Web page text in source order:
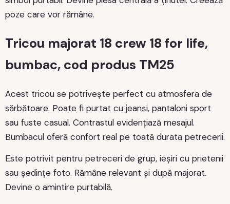
poze care vor rămâne.
Tricou majorat 18 crew 18 for life,
bumbac, cod produs TM25
Acest tricou se potrivește perfect cu atmosfera de
sărbătoare. Poate fi purtat cu jeanși, pantaloni sport
sau fuste casual. Contrastul evidențiază mesajul.
Bumbacul oferă confort real pe toată durata petrecerii.
Este potrivit pentru petreceri de grup, ieșiri cu prietenii
sau ședințe foto. Rămâne relevant și după majorat.
Devine o amintire purtabilă.